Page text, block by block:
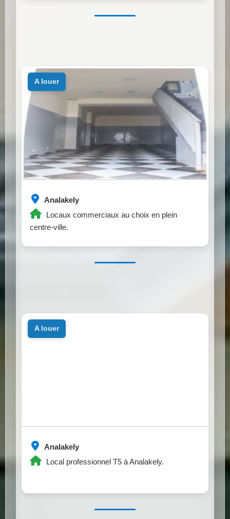
Analakely
Locaux commerciaux au choix en plein
centre-ville.
a louer
Analakely
Local professionnel T5 à Analakely.
a louer